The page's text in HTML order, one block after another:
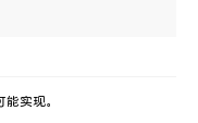
实现。